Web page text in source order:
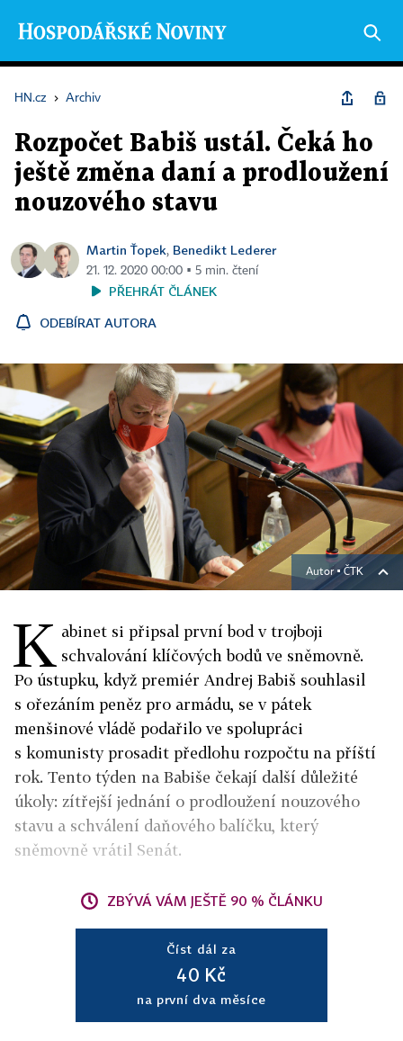
HN.cz › Archiv
Rozpočet Babiš ustál. Čeká ho
ještě změna daní a prodloužení
nouzového stavu
Martin Ťopek, Benedikt Lederer
21. 12. 2020 00:00 ▪ 5 min. čtení
PŘEHRÁT ČLÁNEK
ODEBÍRAT AUTORA
Autor ▪ČTK
K abinet si připsal první bod v trojboji
schvalování klíčových bodů ve sněmovně.
Po ústupku, když premiér Andrej Babiš souhlasil
s ořezáním peněz pro armádu, se v pátek
menšinové vládě podařilo ve spolupráci
s komunisty prosadit předlohu rozpočtu na příští
rok. Tento týden na Babiše čekají další důležité
úkoly: zítřejší jednání o prodloužení nouzového
stavu a schválení daňového balíčku, který
sněmovně vrátil Senát.
ZBÝVÁ VÁM JEŠTĚ 90 % ČLÁNKU
Číst dál za
40 Kč
na první dva měsíce